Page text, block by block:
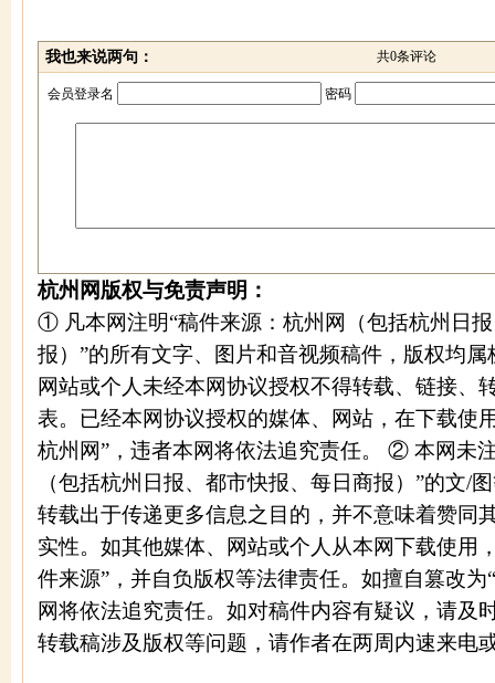
我也来说两句： 共0条评论
会员登录名 密码
杭州网版权与免责声明：
① 凡本网注明“稿件来源：杭州网（包括杭州日
报）”的所有文字、图片和音视频稿件，版权均
网站或个人未经本网协议授权不得转载、链接、
表。已经本网协议授权的媒体、网站，在下载使
杭州网”，违者本网将依法追究责任。 ② 本网未
（包括杭州日报、都市快报、每日商报）”的文/
转载出于传递更多信息之目的，并不意味着赞同
实性。如其他媒体、网站或个人从本网下载使用
件来源”，并自负版权等法律责任。如擅自篡改为
网将依法追究责任。如对稿件内容有疑议，请及
转载稿涉及版权等问题，请作者在两周内速来电